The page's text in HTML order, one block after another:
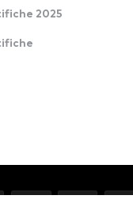
2025